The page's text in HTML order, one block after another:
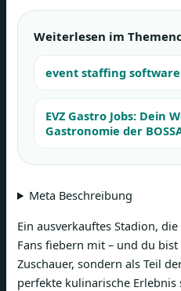
Weiterlesen im
event staffing software
EVZ Gastro Jobs: Dein
Gastronomie der
Meta Beschreibung
Ein ausverkauftes Stadion,
Fans fiebern mit – und du
Zuschauer, sondern als Teil
perfekte kulinarische